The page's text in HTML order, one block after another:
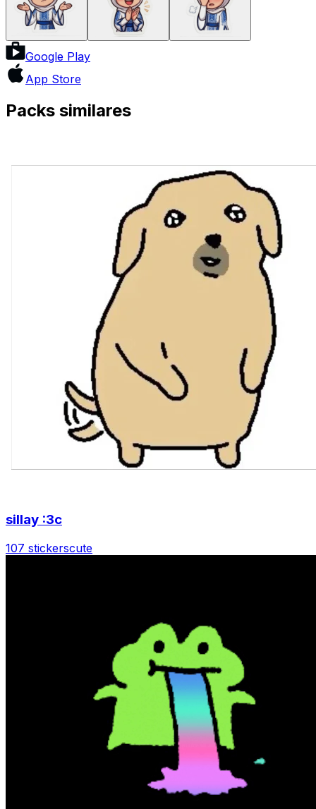
Google Play
App Store
Packs similares
sillay :3c
107 stickerscute